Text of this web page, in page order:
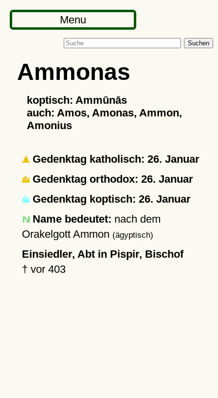
Menu
Suchen
Ammonas
koptisch: Ammūnās
auch: Amos, Amonas, Ammon,
Amonius
Gedenktag katholisch: 26. Januar
Gedenktag orthodox: 26. Januar
Gedenktag koptisch: 26. Januar
Name bedeutet: nach dem
Orakelgott Ammon (ägyptisch)
Einsiedler, Abt in Pispir, Bischof
† vor 403